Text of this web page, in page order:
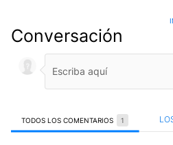
Conversación
TODOS LOS COMENTARIOS 1